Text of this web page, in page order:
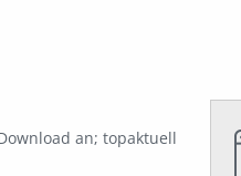
an; topaktuell